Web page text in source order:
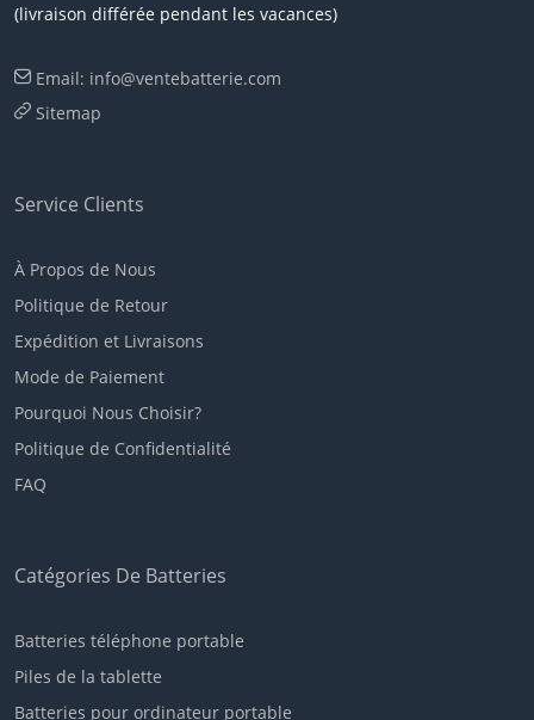
(livraison différée pendant les vacances)
Email: info@ventebatterie.com
Sitemap
Service Clients
À Propos de Nous
Politique de Retour
Expédition et Livraisons
Mode de Paiement
Pourquoi Nous Choisir?
Politique de Confidentialité
FAQ
Catégories De Batteries
Batteries téléphone portable
Piles de la tablette
Batteries pour ordinateur portable